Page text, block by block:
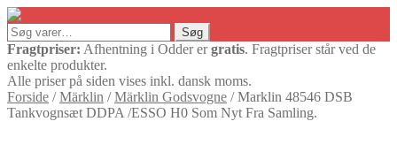
Søg
efter:
Søg
Fragtpriser: Afhentning i Odder ergratis. Fragtpriser står ved de
enkelte produkter.
Alle priser på siden vises inkl. dansk moms.
Forside /Märklin /Märklin Godsvogne /Marklin 48546 DSB
Tankvognsæt DDPA /ESSO H0 Som Nyt Fra Samling.